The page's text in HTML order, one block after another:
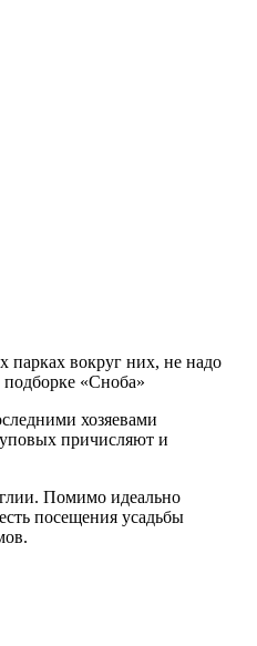
парках вокруг них, не надо
подборке «Сноба»
хозяевами
причисляют и
Помимо идеально
посещения усадьбы